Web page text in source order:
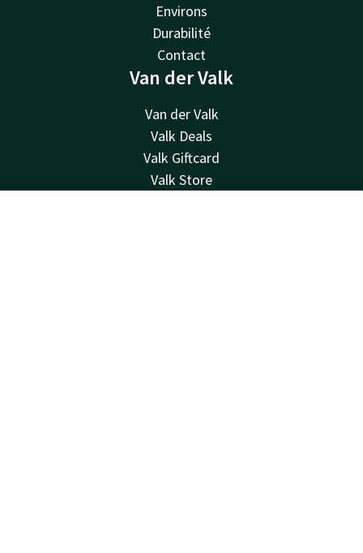
Environs
Durabilité
Contact
Van der Valk
Van der Valk
Valk Deals
Valk Giftcard
Valk Store